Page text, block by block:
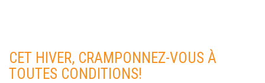
CET HIVER, CRAMPONNEZ-VOUS À
TOUTES CONDITIONS!